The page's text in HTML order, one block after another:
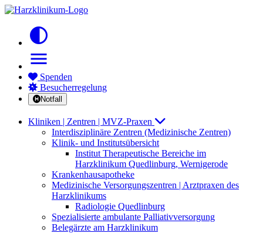
contrast
menu
Spenden
Besucherregelung
Notfall
Kliniken | Zentren | MVZ-Praxen
Interdisziplinäre Zentren (Medizinische Zentren)
Klinik- und Institutsübersicht
Institut Therapeutische Bereiche im
Harzklinikum Quedlinburg, Wernigerode
Krankenhausapotheke
Medizinische Versorgungszentren | Arztpraxen des
Harzklinikums
Radiologie Quedlinburg
Spezialisierte ambulante Palliativversorgung
Belegärzte am Harzklinikum